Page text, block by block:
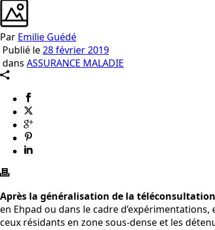
Par Emilie Guédé
Publié le28 février 2019
dans ASSURANCE MALADIE
Après la généralisation de la
en Ehpad ou dans le cadre
ceux résidants en zone sous-dense et les